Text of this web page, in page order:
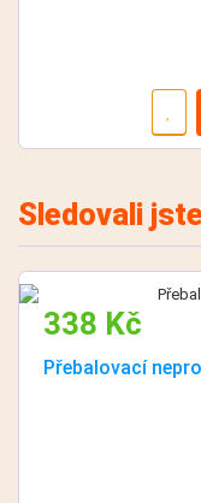
Sledovali
338 Kč
Přebalovací